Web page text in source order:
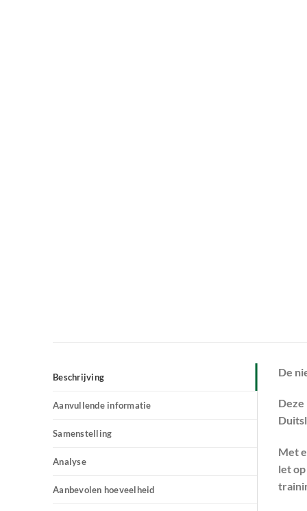
Beschrijving
Aanvullende informatie
Samenstelling
Analyse
Aanbevolen hoeveelheid
De
Deze
Met
let